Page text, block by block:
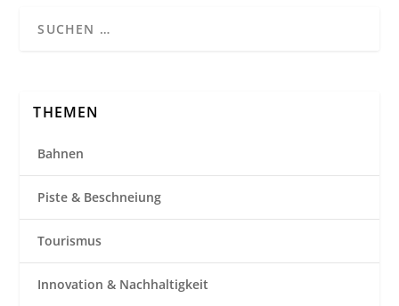
THEMEN
Bahnen
Piste & Beschneiung
Tourismus
Innovation & Nachhaltigkeit